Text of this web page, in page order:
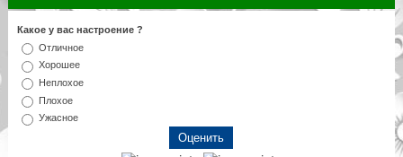
Какое у вас настроение ?
Отличное
Хорошее
Неплохое
Плохое
Ужасное